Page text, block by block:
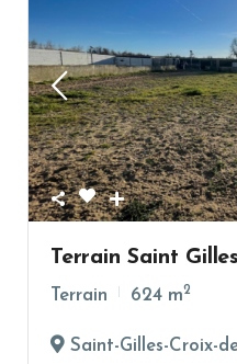
Terrain Saint
Terrain 624 m2
Saint-Gilles-Croix-